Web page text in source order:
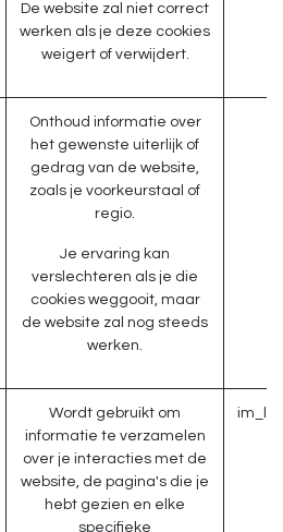
De website zal niet correct
werken als je deze cookies
weigert of verwijdert.
Onthoud informatie over
het gewenste uiterlijk of
gedrag van de website,
zoals je voorkeurstaal of
regio.
Je ervaring kan
verslechteren als je die
cookies weggooit, maar
de website zal nog steeds
werken.
Wordt gebruikt om
informatie te verzamelen
over je interacties met de
website, de pagina's die je
hebt gezien en elke
specifieke